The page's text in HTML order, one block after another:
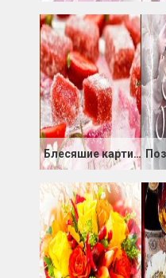
Блесяшие картинки с Днём Рождения